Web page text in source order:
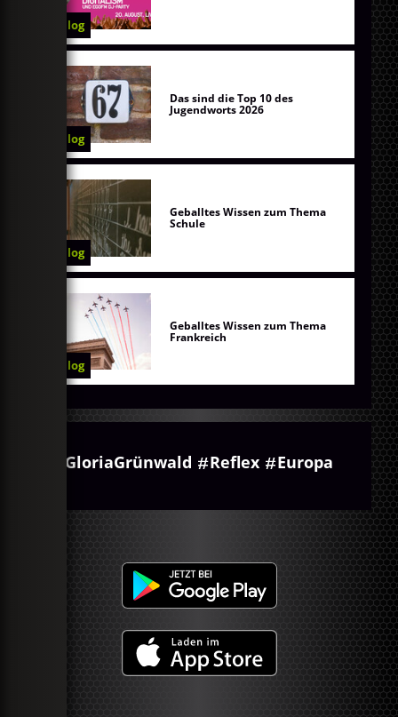
Blog
Blog
Das sind die Top 10 des
Jugendworts 2026
Blog
Geballtes Wissen zum Thema
Schule
Blog
Geballtes Wissen zum Thema
Frankreich
GloriaGrünwald Reflex Europa